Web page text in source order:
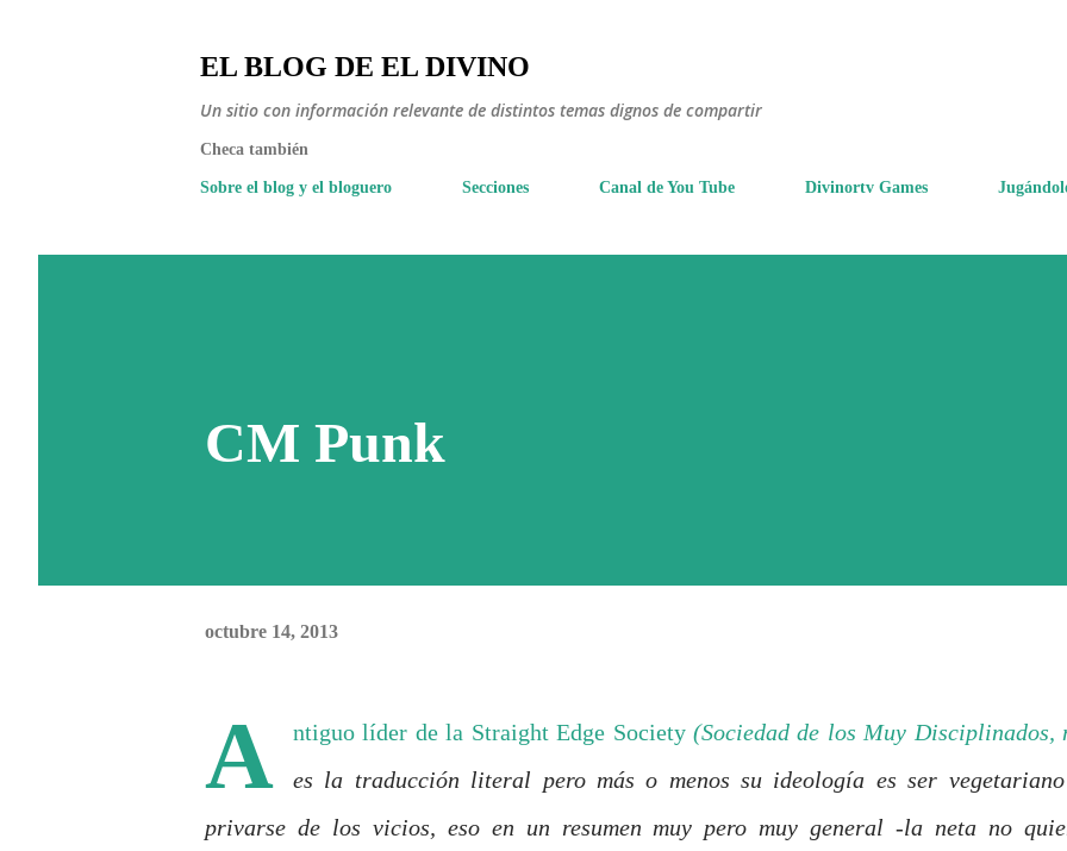
EL BLOG DE EL DIVINO
Un sitio con información relevante de distintos temas dignos de compartir
Checa también
Sobre el blog y el bloguero Secciones Canal de You Tube Divinortv Games
CM Punk
octubre 14, 2013
A ntiguo líder de la Straight Edge Society (Sociedad de los Muy Disciplinados,
es la traducción literal pero más o menos su ideología es ser
privarse de los vicios, eso en un resumen muy pero muy general -la neta no